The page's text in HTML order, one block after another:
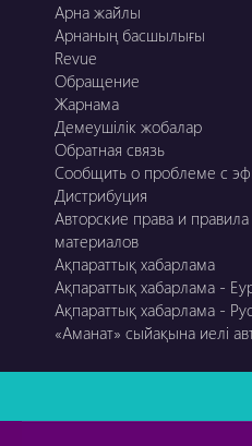
Арна жайлы
Арнаның басшылығы
Revue
Обращение
Жарнама
Демеушілік жобалар
Обратная связь
Сообщить о проблеме с
Дистрибуция
Авторские права и
материалов
Ақпараттық хабарлама
Ақпараттық хабарлама -
Ақпараттық хабарлама -
«Аманат» сыйақына иелі